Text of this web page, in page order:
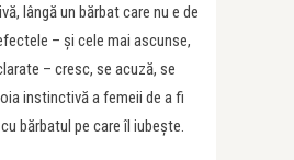
lângă un bărbat care nu e de
– și cele mai ascunse,
– cresc, se acuză, se
instinctivă a femeii de a fi
bărbatul pe care îl iubește.